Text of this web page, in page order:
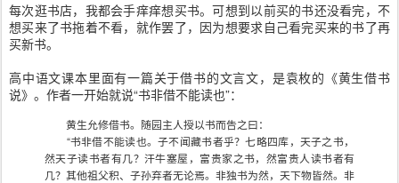
每次逛书店，我都会手痒痒想买书。可想到以前买的书还没看完，不
想买来了书拖着不看，就作罢了，因为想要求自己看完买来的书了再
买新书。
高中语文课本里面有一篇关于借书的文言文，是袁枚的《黄生借书
说》。作者一开始就说“书非借不能读也”：
黄生允修借书。随园主人授以书而告之曰：
“书非借不能读也。子不闻藏书者乎？七略四库，天子之书，
然天子读书者有几？汗牛塞屋，富贵家之书，然富贵人读书者有
几？其他祖父积、子孙弃者无论焉。非独书为然，天下物皆然。非